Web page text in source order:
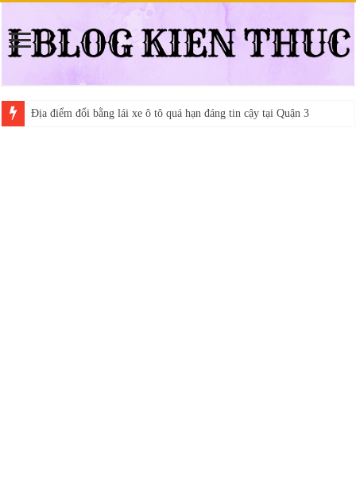
Địa điểm đổi bằng lái xe ô tô quá hạn đáng tin cậy tại Quận 3